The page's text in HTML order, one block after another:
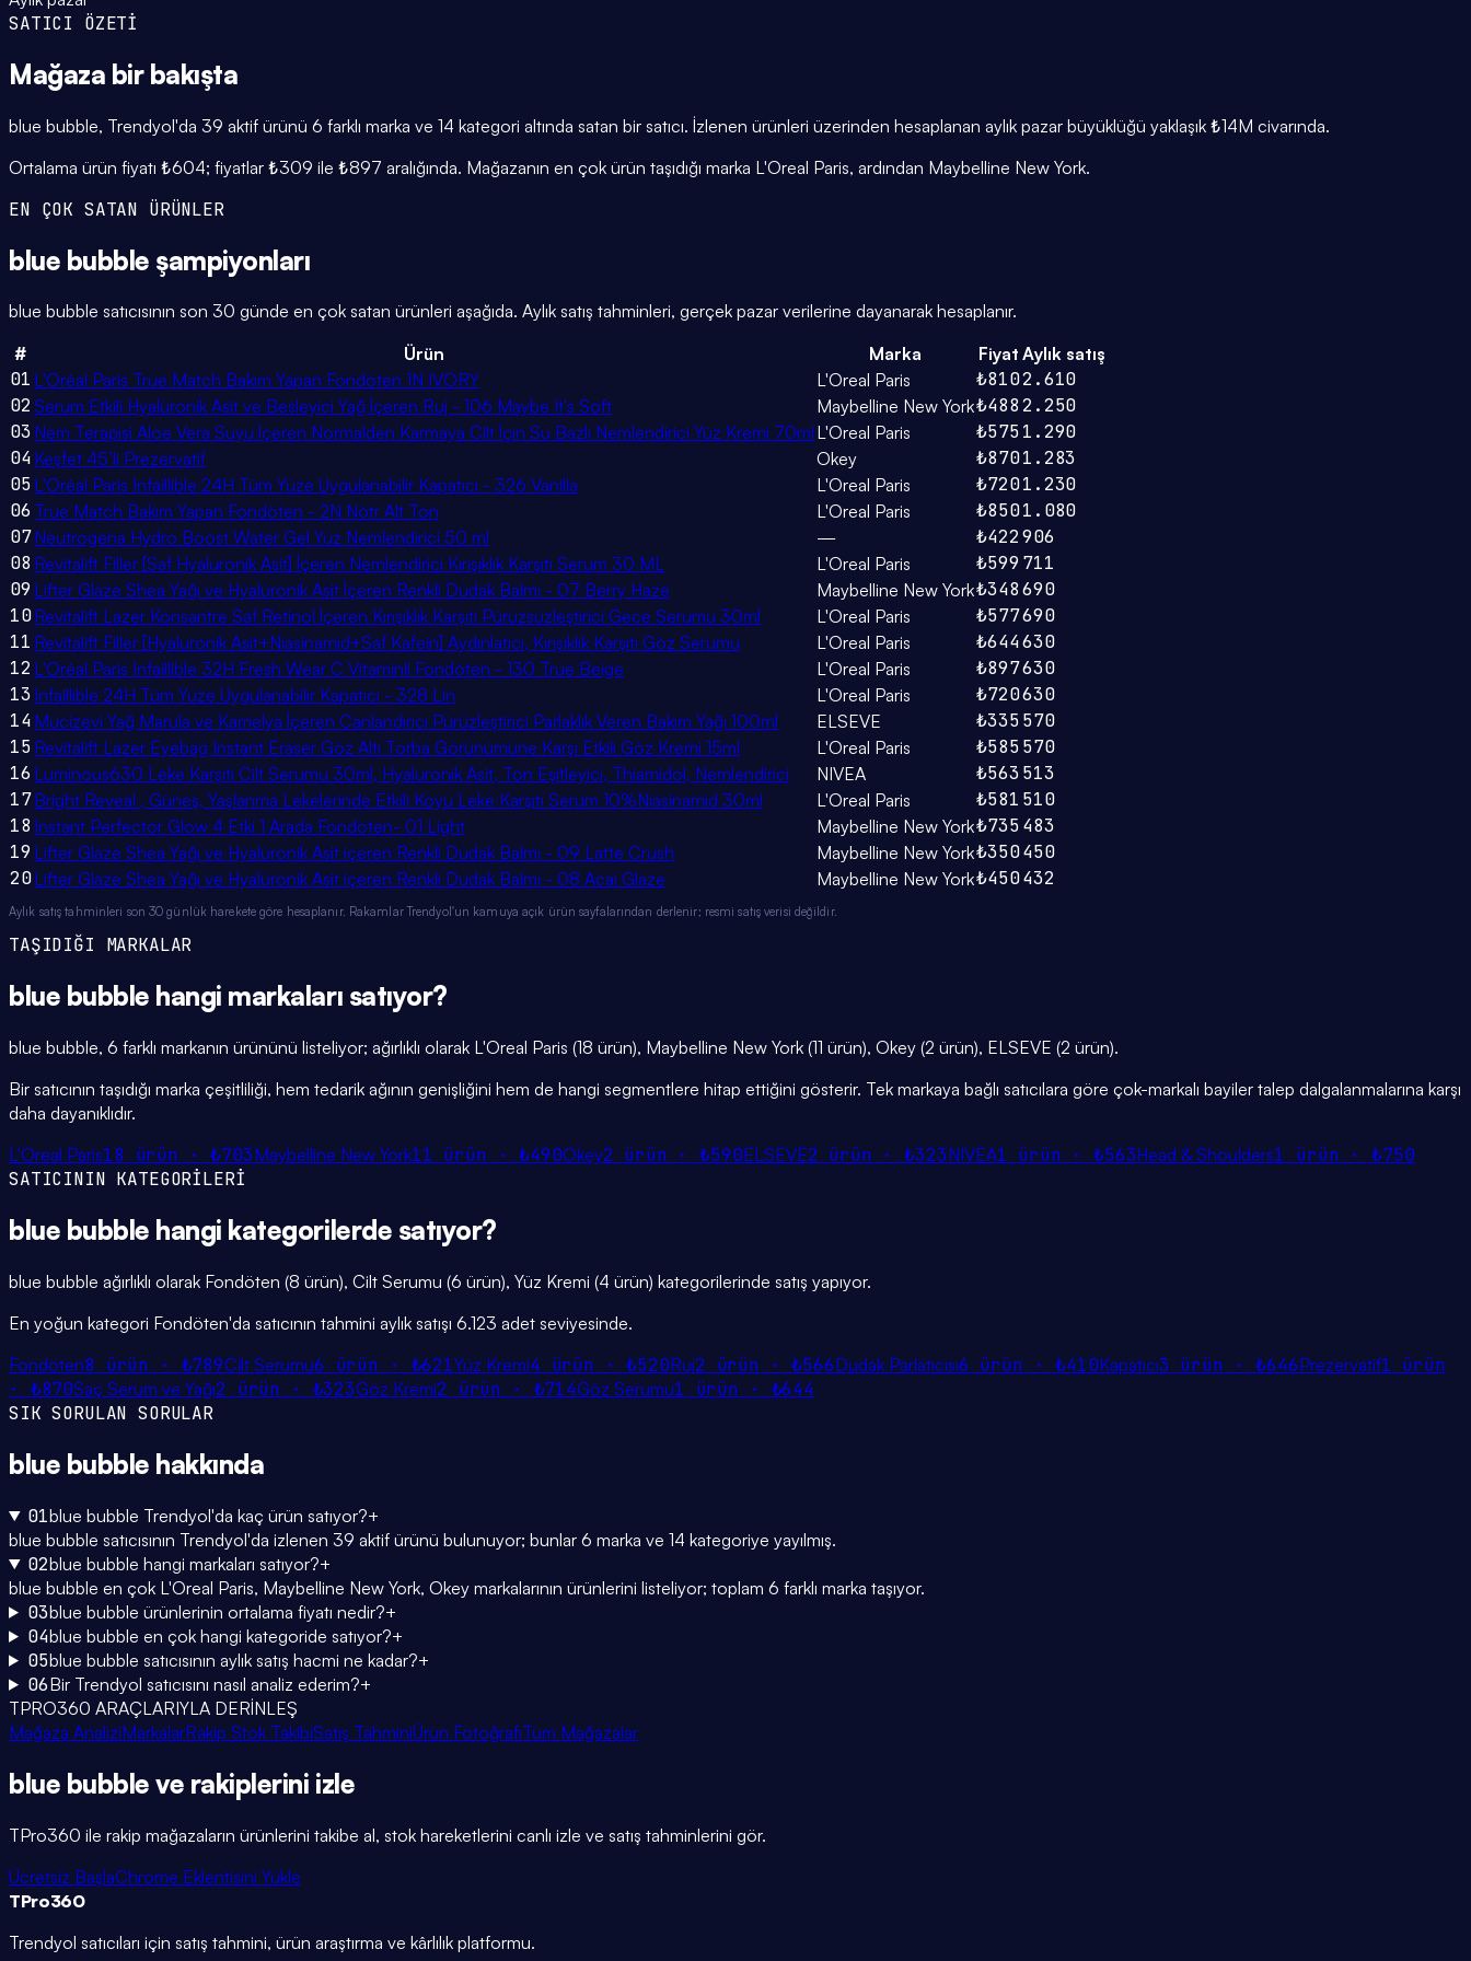
SATICI ÖZETİ
Mağaza bir bakışta
blue bubble, Trendyol'da 39 aktif ürünü 6 farklı marka ve 14 kategori altında satan bir satıcı. İzlenen ürünleri üzerinden hesaplanan aylık pazar büyüklüğü yaklaşık ₺14M civarında.
Ortalama ürün fiyatı ₺604; fiyatlar ₺309 ile ₺897 aralığında. Mağazanın en çok ürün taşıdığı marka L'Oreal Paris, ardından Maybelline New York.
EN ÇOK SATAN ÜRÜNLER
blue bubble şampiyonları
blue bubble satıcısının son 30 günde en çok satan ürünleri aşağıda. Aylık satış tahminleri, gerçek pazar verilerine dayanarak hesaplanır.
#
Ürün Marka Fiyat Aylık satış
01 L'Oréal Paris True Match Bakım Yapan Fondöten 1N IVORY L'Oreal Paris ₺8102.610
02 Serum Etkili Hyalüronik Asit ve Besleyici Yağ İçeren Ruj - 106 Maybe It's Soft Maybelline New York₺4882.250
03 Nem Terapisi Aloe Vera Suyu İçeren Normalden Karmaya Cilt İçin Su Bazlı Nemlendirici Yüz Kremi 70ml L'Oreal Paris ₺5751.290
04 Keşfet 45’li Prezervatif Okey ₺8701.283
05 L'Oréal Paris Infaillible 24H Tüm Yüze Uygulanabilir Kapatıcı - 326 Vanilla L'Oreal Paris ₺7201.230
06 True Match Bakım Yapan Fondöten - 2N Nötr Alt Ton L'Oreal Paris ₺8501.080
07Neutrogena Hydro Boost Water Gel Yüz Nemlendirici 50 ml — ₺422906
08 Revitalift Filler [Saf Hyaluronik Asit] İçeren Nemlendirici Kırışıklık Karşıtı Serum 30 ML L'Oreal Paris ₺599 711
09 Lifter Glaze Shea Yağı ve Hyalüronik Asit İçeren Renkli Dudak Balmı - 07 Berry Haze Maybelline New York₺348690
10Revitalift Lazer Konsantre Saf Retinol İçeren Kırışıklık Karşıtı Pürüzsüzleştirici Gece Serumu 30ml L'Oreal Paris ₺577690
11 Revitalift Filler [Hyaluronik Asit+Niasinamid+Saf Kafein] Aydınlatıcı, Kırışıklık Karşıtı Göz Serumu L'Oreal Paris ₺644630
12 L'Oréal Paris Infaillible 32H Fresh Wear C Vitaminli Fondöten - 130 True Beige L'Oreal Paris ₺897630
13 Infaillible 24H Tüm Yüze Uygulanabilir Kapatıcı - 328 Lin L'Oreal Paris ₺720630
14 Mucizevi Yağ Marula ve Kamelya İçeren Canlandırıcı Pürüzleştirici Parlaklık Veren Bakım Yağı 100ml ELSEVE ₺335570
15 Revitalift Lazer Eyebag Instant Eraser Göz Altı Torba Görünümüne Karşı Etkili Göz Kremi 15ml L'Oreal Paris ₺585570
16 Luminous630 Leke Karşıtı Cilt Serumu 30ml, Hyaluronik Asit, Ton Eşitleyici, Thiamidol, Nemlendirici NIVEA ₺563513
17Bright Reveal , Güneş, Yaşlanma Lekelerinde Etkili Koyu Leke Karşıtı Serum 10%Niasinamid 30ml L'Oreal Paris ₺581 510
18 Instant Perfector Glow 4 Etki 1 Arada Fondöten- 01 Light Maybelline New York₺735483
19 Lifter Glaze Shea Yağı ve Hyalüronik Asit içeren Renkli Dudak Balmı - 09 Latte Crush Maybelline New York₺350450
20Lifter Glaze Shea Yağı ve Hyalüronik Asit içeren Renkli Dudak Balmı - 08 Acai Glaze Maybelline New York₺450432
Aylık satış tahminleri son 30 günlük harekete göre hesaplanır. Rakamlar Trendyol'un kamuya açık ürün sayfalarından derlenir; resmi satış verisi değildir.
TAŞIDIĞI MARKALAR
blue bubble hangi markaları satıyor?
blue bubble, 6 farklı markanın ürününü listeliyor; ağırlıklı olarak L'Oreal Paris (18 ürün), Maybelline New York (11 ürün), Okey (2 ürün), ELSEVE (2 ürün).
Bir satıcının taşıdığı marka çeşitliliği, hem tedarik ağının genişliğini hem de hangi segmentlere hitap ettiğini gösterir. Tek markaya bağlı satıcılara göre çok-markalı bayiler talep dalgalanmalarına karşı
daha dayanıklıdır.
L'Oreal Paris18 ürün ·₺703Maybelline New York11 ürün ·₺490Okey2 ürün ·₺590ELSEVE2 ürün ·₺323NIVEA1 ürün ·₺563Head & Shoulders1 ürün ·₺750
SATICININ KATEGORİLERİ
blue bubble hangi kategorilerde satıyor?
blue bubble ağırlıklı olarak Fondöten (8 ürün), Cilt Serumu (6 ürün), Yüz Kremi (4 ürün) kategorilerinde satış yapıyor.
En yoğun kategori Fondöten'da satıcının tahmini aylık satışı 6.123 adet seviyesinde.
Fondöten8 ürün · ₺789Cilt Serumu6 ürün · ₺621Yüz Kremi4 ürün ·₺520Ruj2 ürün ·₺566Dudak Parlatıcısı6 ürün ·₺410Kapatıcı3 ürün ·₺646Prezervatif1 ürün
· ₺870Saç Serum ve Yağı2 ürün · ₺323Göz Kremi2 ürün · ₺714Göz Serumu1 ürün · ₺644
SIK SORULAN SORULAR
blue bubble hakkında
01blue bubble Trendyol'da kaç ürün satıyor?+
blue bubble satıcısının Trendyol'da izlenen 39 aktif ürünü bulunuyor; bunlar 6 marka ve 14 kategoriye yayılmış.
02blue bubble hangi markaları satıyor?+
blue bubble en çok L'Oreal Paris, Maybelline New York, Okey markalarının ürünlerini listeliyor; toplam 6 farklı marka taşıyor.
03blue bubble ürünlerinin ortalama fiyatı nedir?+
04blue bubble en çok hangi kategoride satıyor?+
05blue bubble satıcısının aylık satış hacmi ne kadar?+
06Bir Trendyol satıcısını nasıl analiz ederim?+
TPRO360 ARAÇLARIYLA DERİNLEŞ
Mağaza AnaliziMarkalarRakip Stok TakibiSatış TahminiÜrün FotoğrafıTüm Mağazalar
blue bubble ve rakiplerini izle
TPro360 ile rakip mağazaların ürünlerini takibe al, stok hareketlerini canlı izle ve satış tahminlerini gör.
Ücretsiz BaşlaChrome Eklentisini Yükle
TPro360
Trendyol satıcıları için satış tahmini, ürün araştırma ve kârlılık platformu.